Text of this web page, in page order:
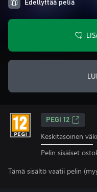
Edellyttää peliä
PEGI 12
Keskitasoinen
Pelin sisäiset
Tämä sisältö vaatii pelin